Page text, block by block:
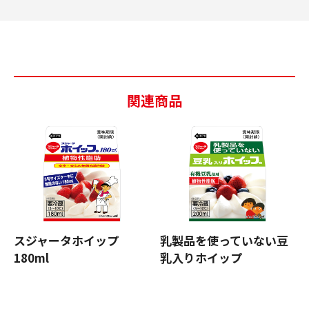
関連商品
スジャータホイップ
180ml
乳製品を使っていない豆
乳入りホイップ